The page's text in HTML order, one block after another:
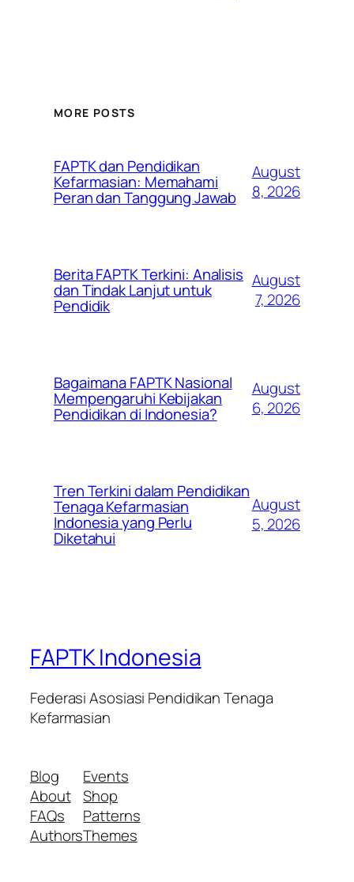
MORE POSTS
FAPTK dan Pendidikan
Kefarmasian: Memahami
Peran dan Tanggung Jawab
August
8, 2026
Berita FAPTK Terkini: Analisis
dan Tindak Lanjut untuk
Pendidik
August
7, 2026
Bagaimana FAPTK Nasional
Mempengaruhi Kebijakan
Pendidikan di Indonesia?
August
6, 2026
Tren Terkini dalam Pendidikan
Tenaga Kefarmasian
Indonesia yang Perlu
Diketahui
August
5, 2026
FAPTK Indonesia
Federasi Asosiasi Pendidikan Tenaga
Kefarmasian
Blog
About
FAQs
Authors
Events
Shop
Patterns
Themes